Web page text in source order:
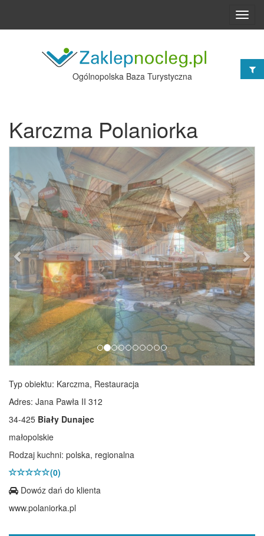
Ogólnopolska Baza Turystyczna
Karczma Polaniorka
Poprzednie
Typ obiektu: Karczma, Restauracja
Adres: Jana Pawła II 312
34-425 Biały Dunajec
małopolskie
Rodzaj kuchni: polska, regionalna
(0)
Dowóz dań do klienta
www.polaniorka.pl